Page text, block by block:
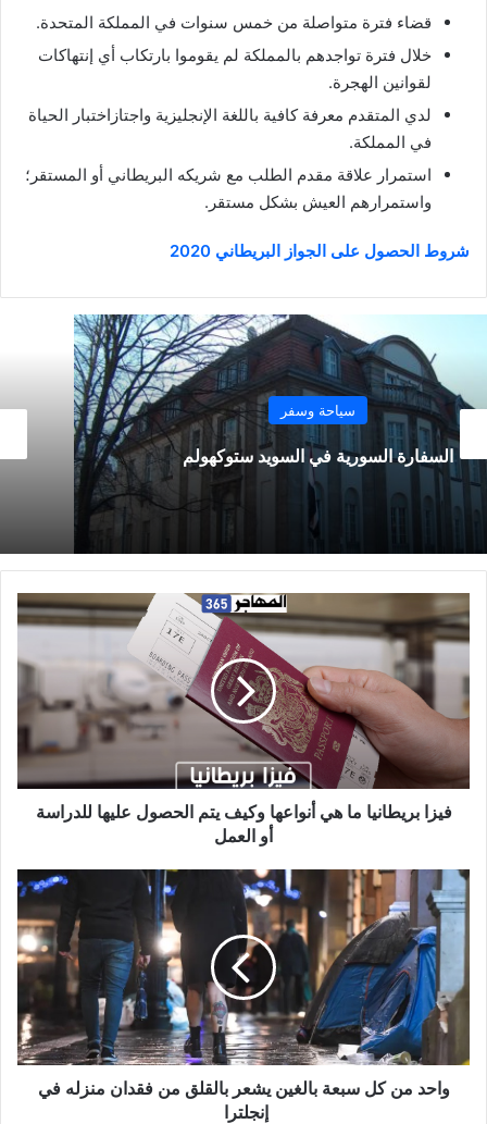
قضاء فترة متواصلة من خمس سنوات في المملكة المتحدة.
خلال فترة تواجدهم بالمملكة لم يقوموا بارتكاب أي إنتهاكات
لقوانين الهجرة.
لدي المتقدم معرفة كافية باللغة الإنجليزية واجتازاختبار الحياة
في المملكة.
استمرار علاقة مقدم الطلب مع شريكه البريطاني أو المستقر؛
واستمرارهم العيش بشكل مستقر.
شروط الحصول على الجواز البريطاني 2020
السويد
إشارات المرور في السويد
فيزا
بريطانيا
ما
هي
أنواعها
وكيف
الحصول
عليها
للدراسة
فيزا بريطانيا ما هي أنواعها وكيف يتم الحصول عليها للدراسة
أو العمل
واحد
من
سبعة
بالغين
يشعر
بالقلق
فقدان
منزلهواحد من كل سبعة بالغين يشعر بالقلق من فقدان منزله في
إنجلترا